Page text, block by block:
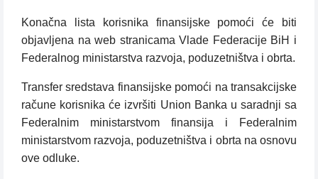
Konačna lista korisnika finansijske pomoći će biti
objavljena na web stranicama Vlade Federacije BiH i
Federalnog ministarstva razvoja, poduzetništva i obrta.
Transfer sredstava finansijske pomoći na transakcijske
račune korisnika će izvršiti Union Banka u saradnji sa
Federalnim ministarstvom finansija i Federalnim
ministarstvom razvoja, poduzetništva i obrta na osnovu
ove odluke.